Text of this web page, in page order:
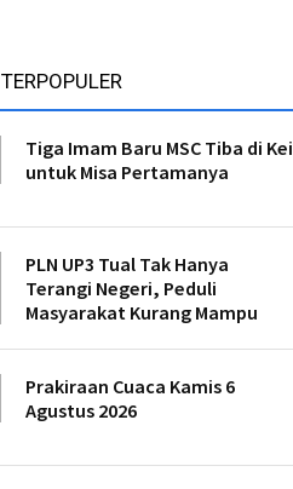
TERPOPULER
Tiga Imam Baru MSC Tiba di Kei
untuk Misa Pertamanya
PLN UP3 Tual Tak Hanya
Terangi Negeri, Peduli
Masyarakat Kurang Mampu
Prakiraan Cuaca Kamis 6
Agustus 2026